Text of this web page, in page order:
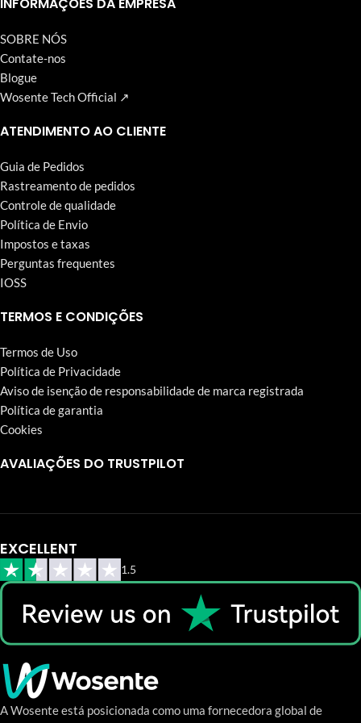
SOBRE NÓS
Contate-nos
Blogue
Wosente Tech Official ↗
ATENDIMENTO AO CLIENTE
Guia de Pedidos
Rastreamento de pedidos
Controle de qualidade
Política de Envio
Impostos e taxas
Perguntas frequentes
IOSS
TERMOS E CONDIÇÕES
Termos de Uso
Política de Privacidade
Aviso de isenção de responsabilidade de marca registrada
Política de garantia
Cookies
AVALIAÇÕES DO TRUSTPILOT
EXCELLENT
1.5
A Wosente está posicionada como uma fornecedora global de